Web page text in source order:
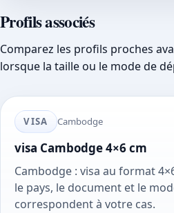
Profils associés
Comparez les profils proches
lorsque la taille ou le mode de
VISA Cambodge
visa Cambodge 4×6 cm
Cambodge : visa au format
le pays, le document et le
correspondent à votre cas.